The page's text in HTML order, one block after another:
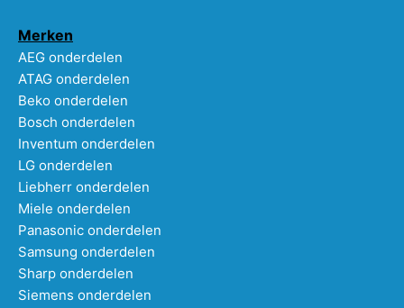
Merken
AEG onderdelen
ATAG onderdelen
Beko onderdelen
Bosch onderdelen
Inventum onderdelen
LG onderdelen
Liebherr onderdelen
Miele onderdelen
Panasonic onderdelen
Samsung onderdelen
Sharp onderdelen
Siemens onderdelen